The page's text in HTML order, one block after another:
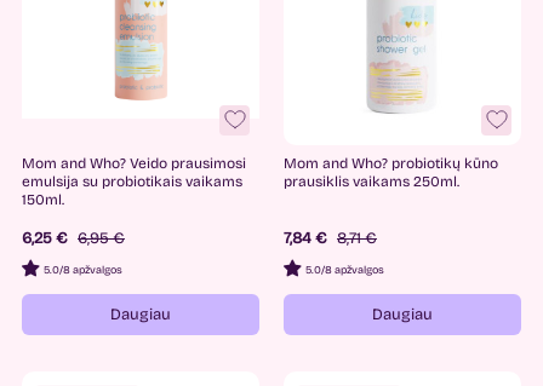
Mom and Who? Veido prausimosi
emulsija su probiotikais vaikams
150ml.
6,25 € 6,95 €
5.0/8 apžvalgos
Daugiau
Mom and Who? probiotikų kūno
prausiklis vaikams 250ml.
7,84 € 8,71 €
5.0/8 apžvalgos
Daugiau